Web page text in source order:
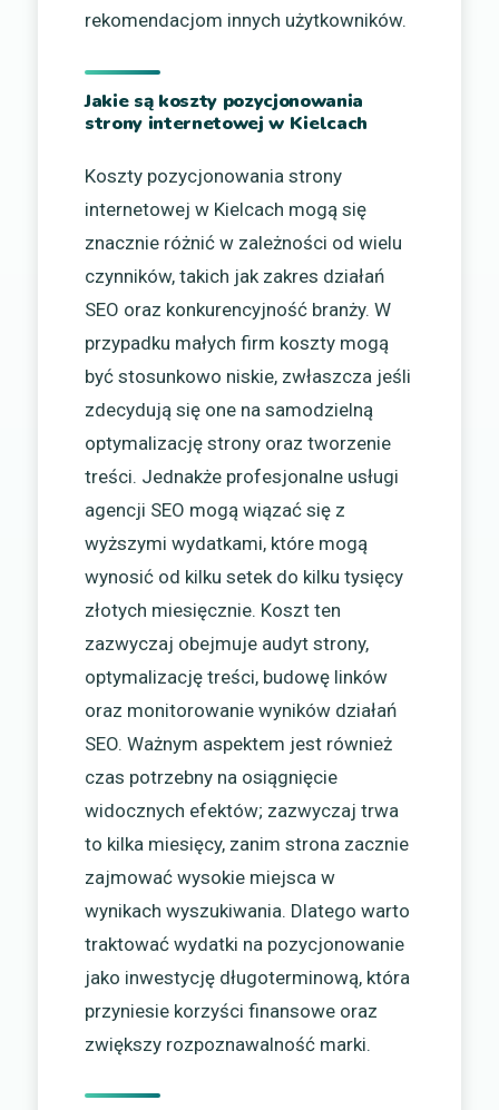
rekomendacjom innych użytkowników.
Jakie są koszty pozycjonowania
strony internetowej w Kielcach
Koszty pozycjonowania strony
internetowej w Kielcach mogą się
znacznie różnić w zależności od wielu
czynników, takich jak zakres działań
SEO oraz konkurencyjność branży. W
przypadku małych firm koszty mogą
być stosunkowo niskie, zwłaszcza jeśli
zdecydują się one na samodzielną
optymalizację strony oraz tworzenie
treści. Jednakże profesjonalne usługi
agencji SEO mogą wiązać się z
wyższymi wydatkami, które mogą
wynosić od kilku setek do kilku tysięcy
złotych miesięcznie. Koszt ten
zazwyczaj obejmuje audyt strony,
optymalizację treści, budowę linków
oraz monitorowanie wyników działań
SEO. Ważnym aspektem jest również
czas potrzebny na osiągnięcie
widocznych efektów; zazwyczaj trwa
to kilka miesięcy, zanim strona zacznie
zajmować wysokie miejsca w
wynikach wyszukiwania. Dlatego warto
traktować wydatki na pozycjonowanie
jako inwestycję długoterminową, która
przyniesie korzyści finansowe oraz
zwiększy rozpoznawalność marki.